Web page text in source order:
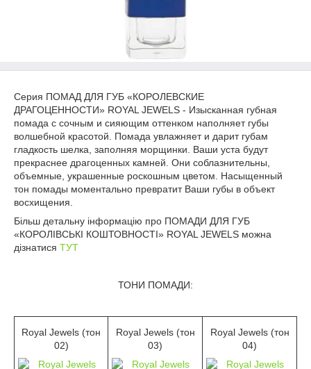
Серия ПОМАД ДЛЯ ГУБ «КОРОЛЕВСКИЕ
ДРАГОЦЕННОСТИ» ROYAL JEWELS - Изысканная губная
помада с сочным и сияющим оттенком наполняет губы
волшебной красотой. Помада увлажняет и дарит губам
гладкость шелка, заполняя морщинки. Ваши уста будут
прекраснее драгоценных камней. Они соблазнительны,
объемные, украшенные роскошным цветом. Насыщенный
тон помады моментально превратит Ваши губы в объект
восхищения.
Більш детальну інформацію про ПОМАДИ ДЛЯ ГУБ
«КОРОЛІВСЬКІ КОШТОВНОСТІ» ROYAL JEWELS можна
дізнатися ТУТ
ТОНИ ПОМАДИ:
Royal Jewels (тон
02)
Royal Jewels (тон
03)
Royal Jewels (тон
04)